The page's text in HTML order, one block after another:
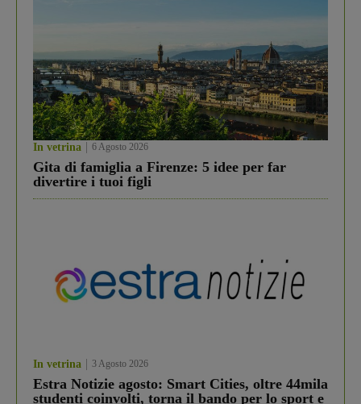
In vetrina 6 Agosto 2026
Gita di famiglia a Firenze: 5 idee per far
divertire i tuoi figli
In vetrina 3 Agosto 2026
Estra Notizie agosto: Smart Cities, oltre 44mila
studenti coinvolti, torna il bando per lo sport e